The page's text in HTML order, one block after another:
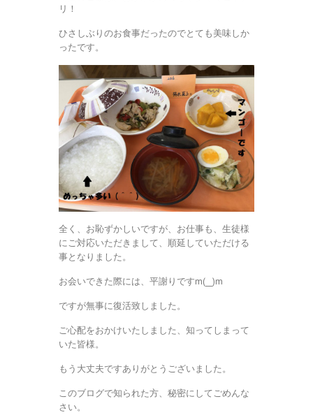
リ！
ひさしぶりのお食事だったのでとても美味しか
ったです。
全く、お恥ずかしいですが、お仕事も、生徒様
にご対応いただきまして、順延していただける
事となりました。
お会いできた際には、平謝りですm(__)m
ですが無事に復活致しました。
ご心配をおかけいたしました、知ってしまって
いた皆様。
もう大丈夫ですありがとうございました。
このブログで知られた方、秘密にしてごめんな
さい。